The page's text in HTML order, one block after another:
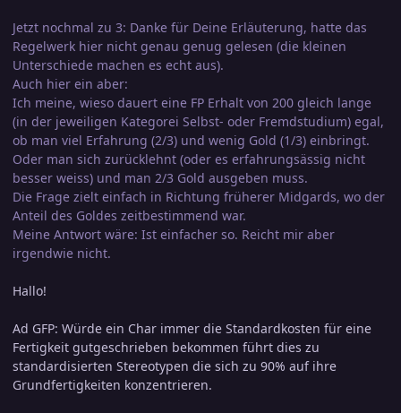
Jetzt nochmal zu 3: Danke für Deine Erläuterung, hatte das
Regelwerk hier nicht genau genug gelesen (die kleinen
Unterschiede machen es echt aus).
Auch hier ein aber:
Ich meine, wieso dauert eine FP Erhalt von 200 gleich lange
(in der jeweiligen Kategorei Selbst- oder Fremdstudium) egal,
ob man viel Erfahrung (2/3) und wenig Gold (1/3) einbringt.
Oder man sich zurücklehnt (oder es erfahrungsässig nicht
besser weiss) und man 2/3 Gold ausgeben muss.
Die Frage zielt einfach in Richtung früherer Midgards, wo der
Anteil des Goldes zeitbestimmend war.
Meine Antwort wäre: Ist einfacher so. Reicht mir aber
irgendwie nicht.
Hallo!
Ad GFP: Würde ein Char immer die Standardkosten für eine
Fertigkeit gutgeschrieben bekommen führt dies zu
standardisierten Stereotypen die sich zu 90% auf ihre
Grundfertigkeiten konzentrieren.